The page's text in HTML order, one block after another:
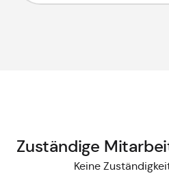
Zuständige
Keine